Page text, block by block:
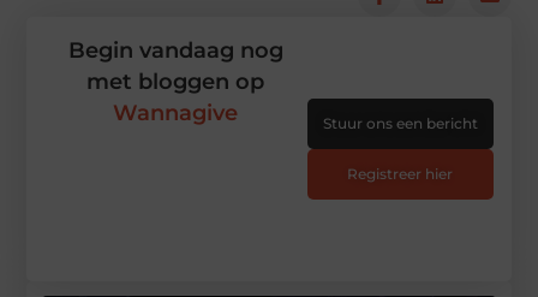
Begin vandaag nog
met bloggen op
Wannagive
Stuur ons een bericht
Registreer hier